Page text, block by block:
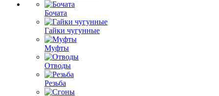
Бочата
Гайки чугунные
Муфты
Отводы
Резьба